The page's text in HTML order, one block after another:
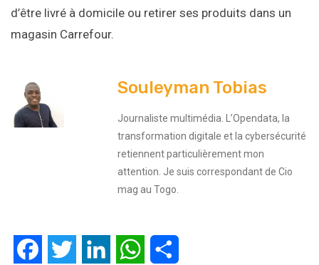
d’être livré à domicile ou retirer ses produits dans un
magasin Carrefour.
Souleyman Tobias
Journaliste multimédia. L’Opendata, la
transformation digitale et la cybersécurité
retiennent particulièrement mon
attention. Je suis correspondant de Cio
mag au Togo.
FacebookTwitter LinkedIn WhatsApp